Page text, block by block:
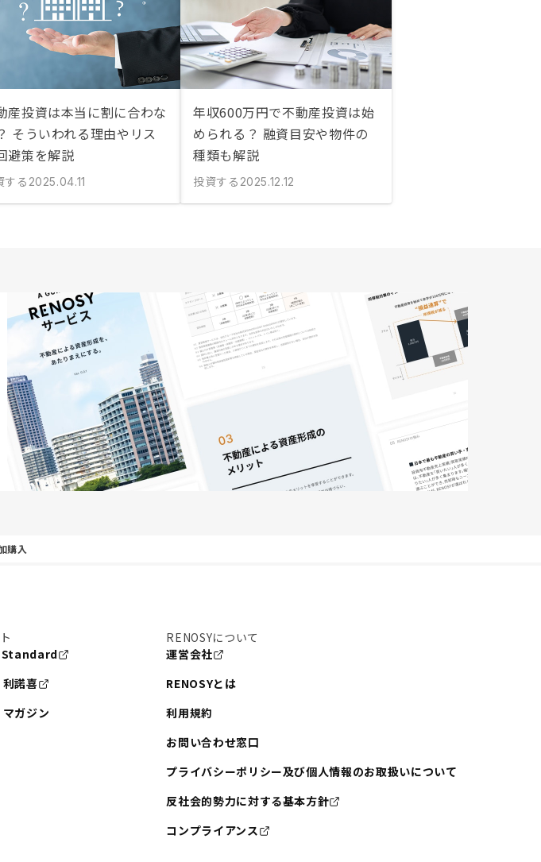
産投資は本当に割に合わな
そういわれる理由やリス
避策を解説
する 2025.04.11
年収600万円で不動産投資は始
められる？ 融資目安や物件の
種類も解説
投資する 2025.12.12
購入
利諾喜
マガジン
RENOSYについて
運営会社
RENOSYとは
利用規約
お問い合わせ窓口
プライバシーポリシー及び個人情報のお取扱いについて
反社会的勢力に対する基本方針
コンプライアンス